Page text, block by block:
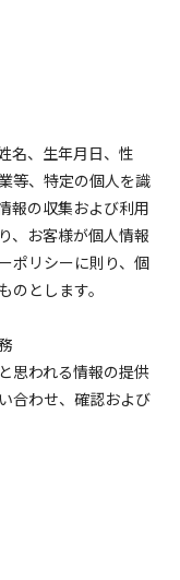
名、生年月日、性
等、特定の個人を識
報の収集および利用
、お客様が個人情報
ポリシーに則り、個
とします。
思われる情報の提供
合わせ、確認および